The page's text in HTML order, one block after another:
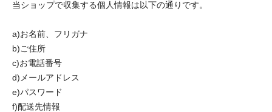
当ショップで収集する個人情報は以下の通りです。
a)お名前、フリガナ
b)ご住所
c)お電話番号
d)メールアドレス
e)パスワード
f)配送先情報